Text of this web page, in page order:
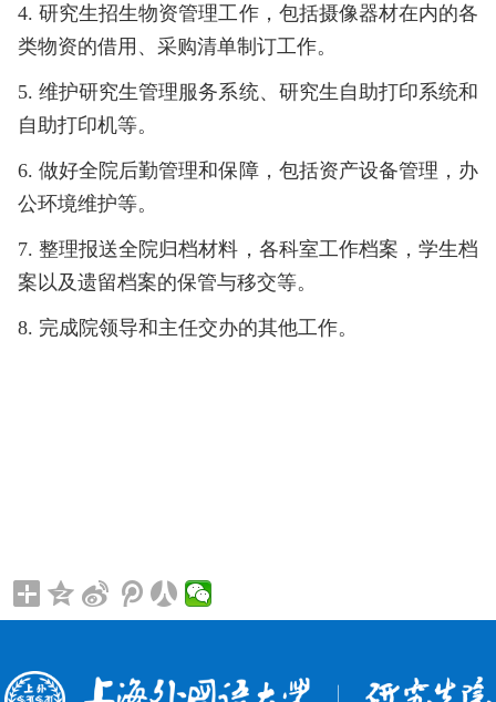
4.研究生招生物资管理工作，包括摄像器材在内的各
类物资的借用、采购清单制订工作。
5. 维护研究生管理服务系统、研究生自助打印系统和
自助打印机等。
6. 做好全院后勤管理和保障，包括资产设备管理，办
公环境维护等。
7. 整理报送全院归档材料，各科室工作档案，学生档
案以及遗留档案的保管与移交等。
8. 完成院领导和主任交办的其他工作。